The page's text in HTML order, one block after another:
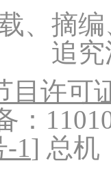
、摘
追
目许可
：
-1] 总机